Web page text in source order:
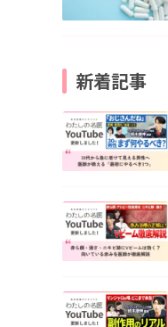
新着記事